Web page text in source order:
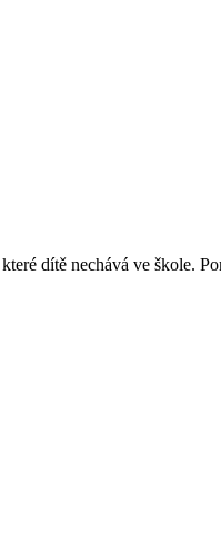
dítě nechává ve škole.